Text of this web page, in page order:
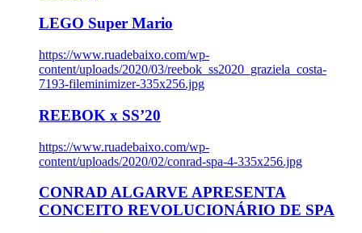
LEGO Super Mario
https://www.ruadebaixo.com/wp-
content/uploads/2020/03/reebok_ss2020_graziela_costa-
7193-fileminimizer-335x256.jpg
REEBOK x SS’20
https://www.ruadebaixo.com/wp-
content/uploads/2020/02/conrad-spa-4-335x256.jpg
CONRAD ALGARVE APRESENTA
CONCEITO REVOLUCIONÁRIO DE SPA